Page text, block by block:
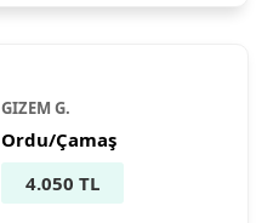
GIZEM G.
Ordu/Çamaş
4.050 TL